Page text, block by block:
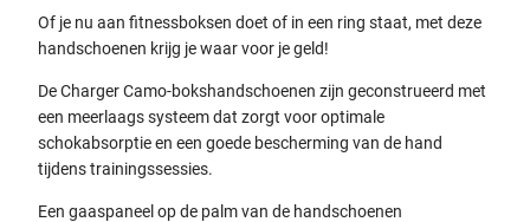
Of je nu aan fitnessboksen doet of in een ring staat, met deze
handschoenen krijg je waar voor je geld!
De Charger Camo-bokshandschoenen zijn geconstrueerd met
een meerlaags systeem dat zorgt voor optimale
schokabsorptie en een goede bescherming van de hand
tijdens trainingssessies.
Een gaaspaneel op de palm van de handschoenen